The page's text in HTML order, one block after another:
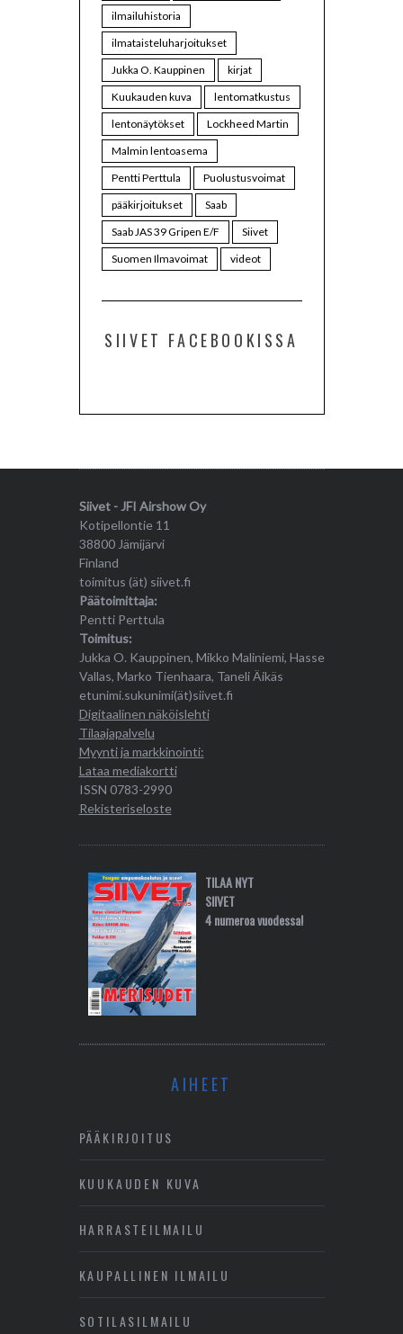
ilmailuhistoria
ilmataisteluharjoitukset
Jukka O. Kauppinen
kirjat
Kuukauden kuva
lentomatkustus
lentonäytökset
Lockheed Martin
Malmin lentoasema
Pentti Perttula
Puolustusvoimat
pääkirjoitukset
Saab
Saab JAS 39 Gripen E/F
Siivet
Suomen Ilmavoimat
videot
SIIVET FACEBOOKISSA
Siivet - JFI Airshow Oy
Kotipellontie 11
38800 Jämijärvi
Finland
toimitus (ät) siivet.fi
Päätoimittaja:
Pentti Perttula
Toimitus:
Jukka O. Kauppinen, Mikko Maliniemi, Hasse
Vallas, Marko Tienhaara, Taneli Äikäs
etunimi.sukunimi(ät)siivet.fi
Digitaalinen näköislehti
Tilaajapalvelu
Myynti ja markkinointi:
Lataa mediakortti
ISSN 0783-2990
Rekisteriseloste
TILAA NYT
SIIVET
4 numeroa vuodessa!
AIHEET
PÄÄKIRJOITUS
KUUKAUDEN KUVA
HARRASTEILMAILU
KAUPALLINEN ILMAILU
SOTILASILMAILU